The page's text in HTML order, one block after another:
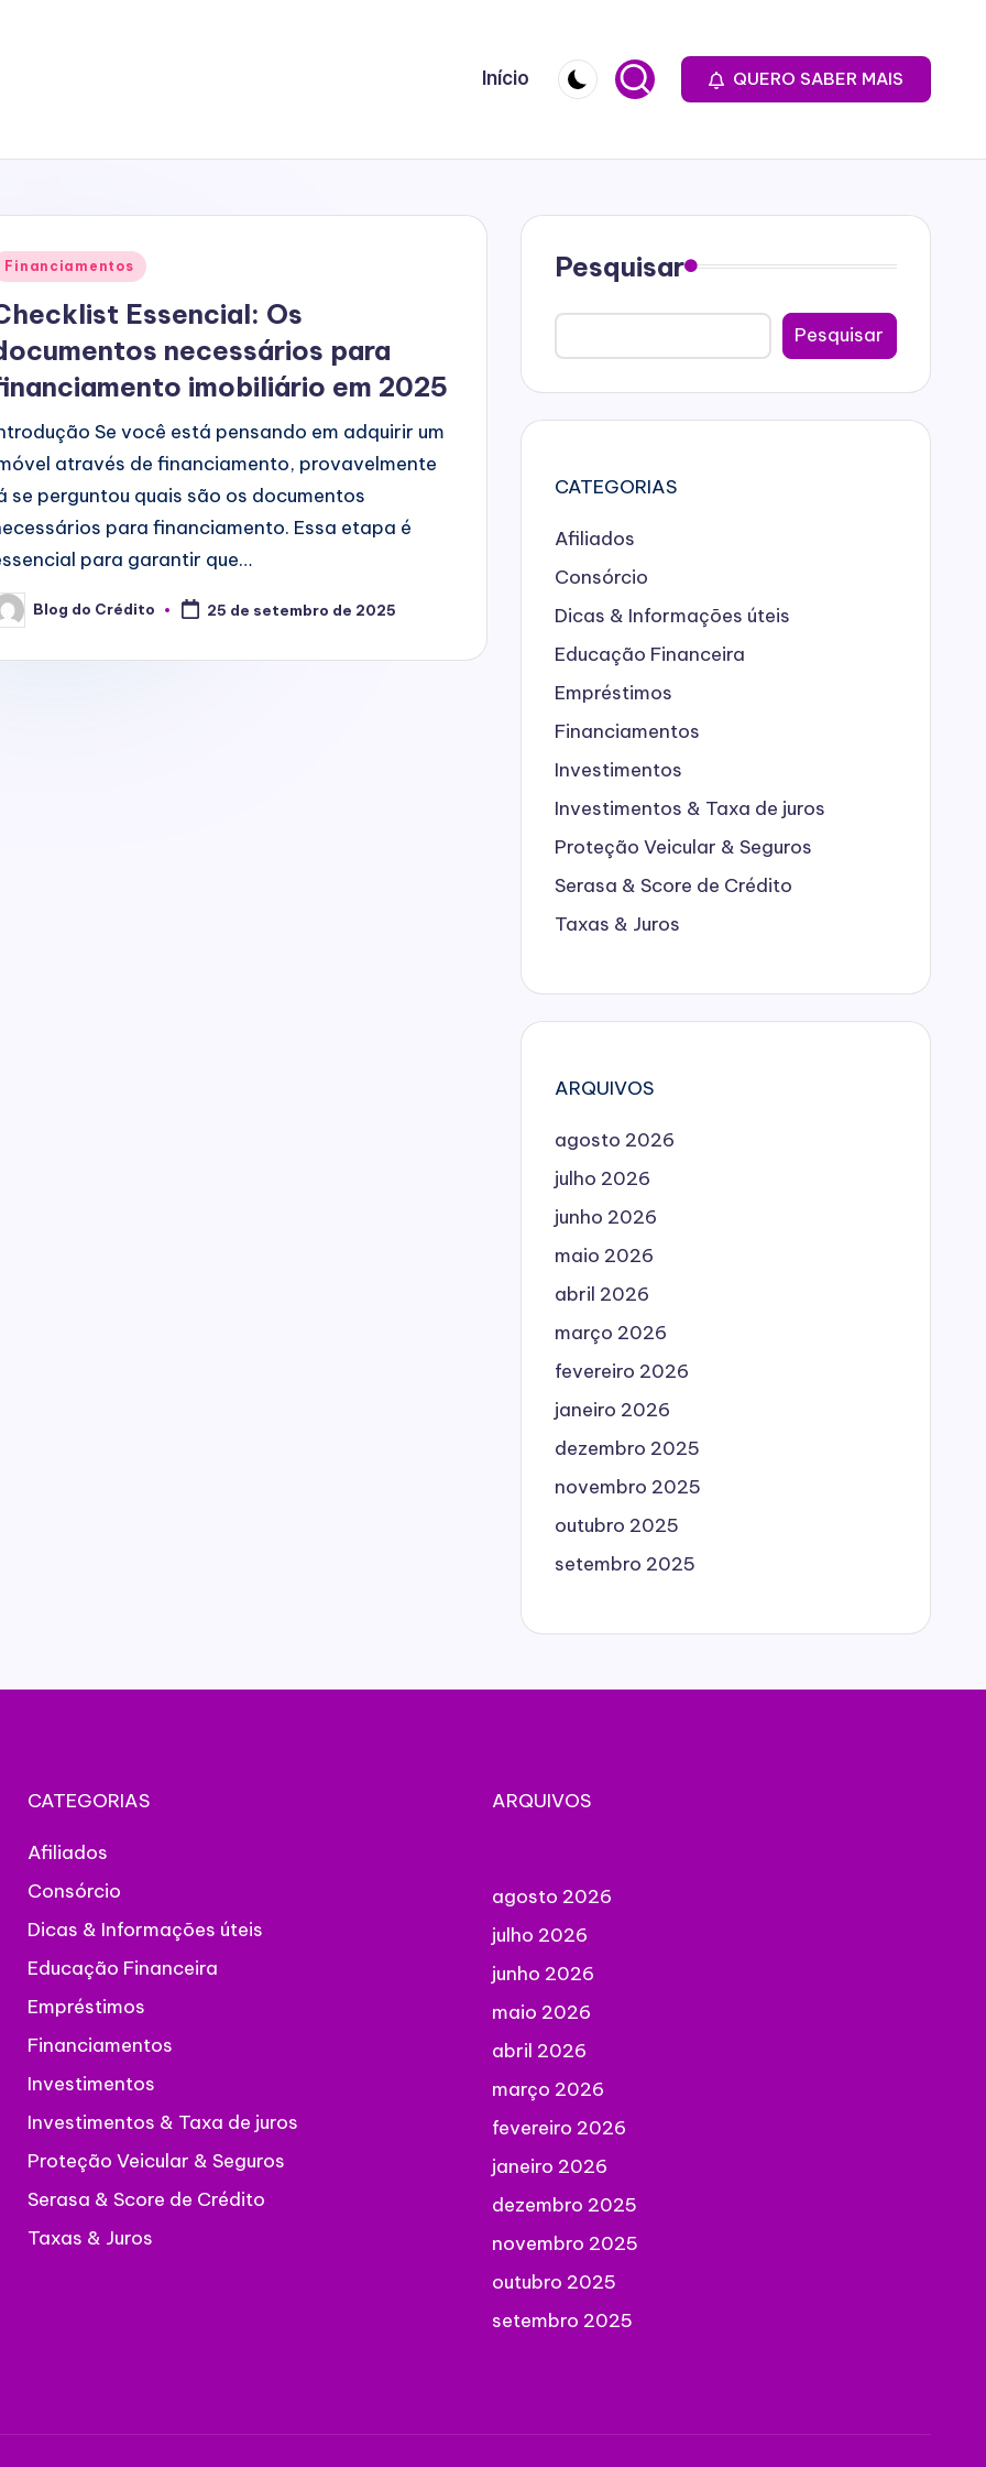
Início QUERO SABER MAIS
Financiamentos
Essencial: Os
necessários para
imobiliário em 2025
Se você está pensando em adquirir um
através de financiamento, provavelmente
se perguntou quais são os documentos
para financiamento. Essa etapa é
para garantir que…
Blog do Crédito 25 de setembro de 2025
Pesquisar
Pesquisar
CATEGORIAS
Afiliados
Consórcio
Dicas & Informações úteis
Educação Financeira
Empréstimos
Financiamentos
Investimentos
Investimentos & Taxa de juros
Proteção Veicular & Seguros
Serasa & Score de Crédito
Taxas & Juros
ARQUIVOS
agosto 2026
julho 2026
junho 2026
maio 2026
abril 2026
março 2026
fevereiro 2026
janeiro 2026
dezembro 2025
novembro 2025
outubro 2025
setembro 2025
CATEGORIAS
Afiliados
Consórcio
Dicas & Informações úteis
Educação Financeira
Empréstimos
Financiamentos
Investimentos
Investimentos & Taxa de juros
Proteção Veicular & Seguros
Serasa & Score de Crédito
Taxas & Juros
ARQUIVOS
agosto 2026
julho 2026
junho 2026
maio 2026
abril 2026
março 2026
fevereiro 2026
janeiro 2026
dezembro 2025
novembro 2025
outubro 2025
setembro 2025